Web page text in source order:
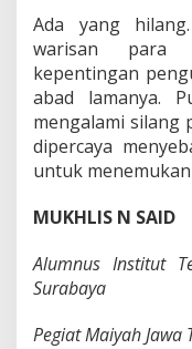
Ada yang
warisan para
kepentingan
abad lamanya.
mengalami silang
dipercaya
untuk
MUKHLIS N SAID
Alumnus Institut
Surabaya
Pegiat Maiyah Jawa